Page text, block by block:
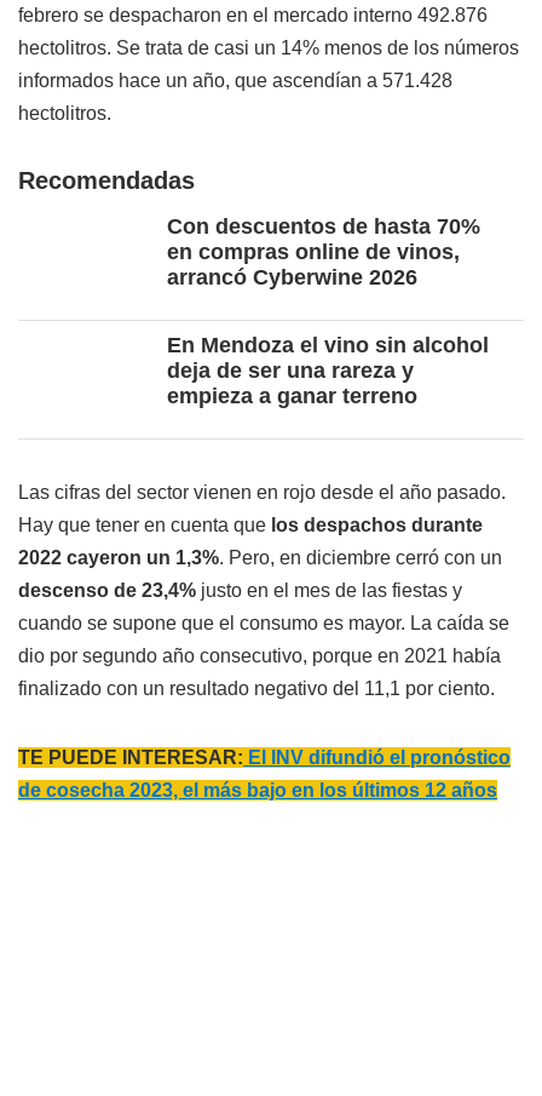
febrero se despacharon en el mercado interno 492.876
hectolitros. Se trata de casi un 14% menos de los números
informados hace un año, que ascendían a 571.428
hectolitros.
Recomendadas
Con descuentos de hasta 70%
en compras online de vinos,
arrancó Cyberwine 2026
En Mendoza el vino sin alcohol
deja de ser una rareza y
empieza a ganar terreno
Las cifras del sector vienen en rojo desde el año pasado.
Hay que tener en cuenta que los despachos durante
2022 cayeron un 1,3%. Pero, en diciembre cerró con un
descenso de 23,4% justo en el mes de las fiestas y
cuando se supone que el consumo es mayor. La caída se
dio por segundo año consecutivo, porque en 2021 había
finalizado con un resultado negativo del 11,1 por ciento.
TE PUEDE INTERESAR: El INV difundió el pronóstico
de cosecha 2023, el más bajo en los últimos 12 años